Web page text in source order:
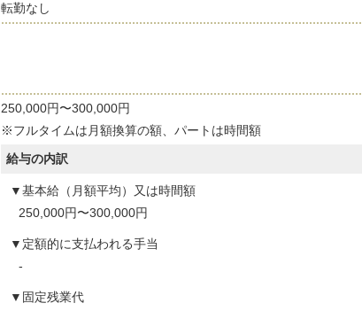
転勤なし
250,000円〜300,000円
※フルタイムは月額換算の額、パートは時間額
給与の内訳
基本給（月額平均）又は時間額
250,000円〜300,000円
定額的に支払われる手当
-
固定残業代